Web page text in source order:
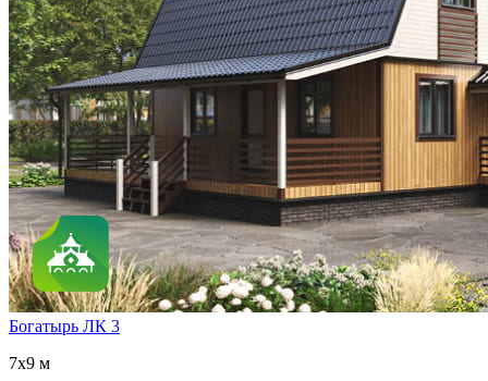
Богатырь ЛК 3
7x9 м